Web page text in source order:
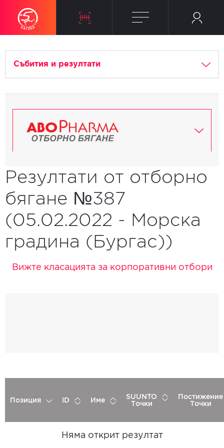
Събития и резултати
Резултати от отборно
бягане №387
(05.02.2022 - Морска
градина (Бургас))
Вижте класацията за корпоративни отбори
Позиция ID Име
SUUNTO
Точки
Постижение
Точки
Няма открит резултат